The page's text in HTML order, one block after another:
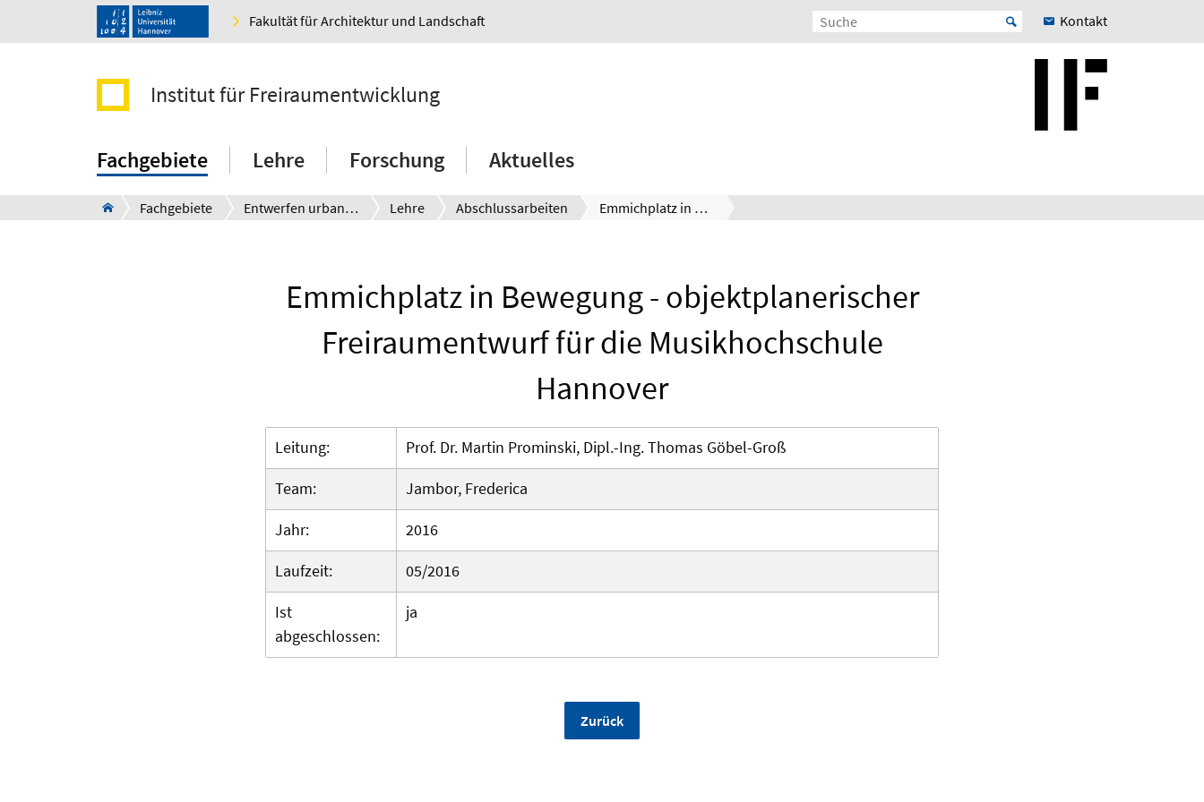
Fakultät für Architektur und Landschaft Kontakt
Institut für Freiraumentwicklung
Fachgebiete Lehre Forschung Aktuelles
Fachgebiete Entwerfen urbaner Landschaften Lehre Abschlussarbeiten Emmichplatz in Bewegung - objektplanerischer Freiraumentwurf für die Musikhochschule Hannover
Emmichplatz in Bewegung - objektplanerischer
Freiraumentwurf für die Musikhochschule
Hannover
Leitung:
Prof. Dr. Martin Prominski, Dipl.-Ing. Thomas Göbel-Groß
Team:
Jambor, Frederica
Jahr:
2016
Laufzeit:
05/2016
Ist
abgeschlossen:
ja
Zurück